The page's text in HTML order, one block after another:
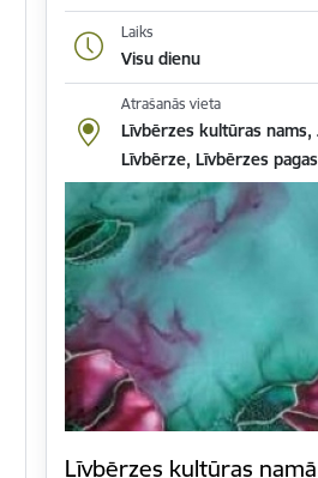
Laiks
Visu dienu
Atrašanās vieta
Līvbērzes kultūras nams,
Līvbērze, Līvbērzes
Līvbērzes kultūras